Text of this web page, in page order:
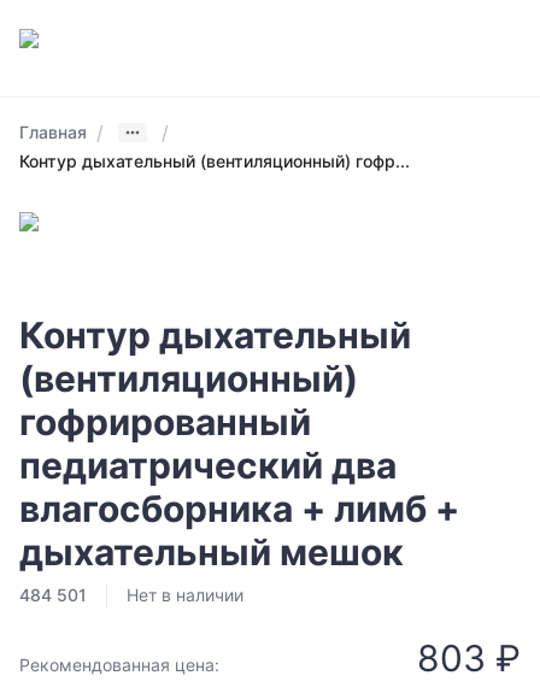
Главная / /
Контур дыхательный (вентиляционный) гофр...
Контур дыхательный
(вентиляционный)
гофрированный
педиатрический два
влагосборника + лимб +
дыхательный мешок
484 501 Нет в наличии
Рекомендованная цена: 803 ₽